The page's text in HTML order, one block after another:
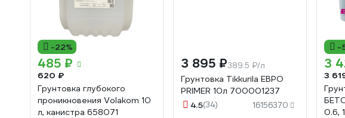
-22%
485 ₽
620 ₽
Грунтовка глубокого
проникновения Volakom 10
л, канистра 658071
3 895 ₽389.5 ₽/л
Грунтовка Tikkurila ЕВРО
PRIMER 10л 700001237
4.5(34) 16156370
-
3
3
0.6,